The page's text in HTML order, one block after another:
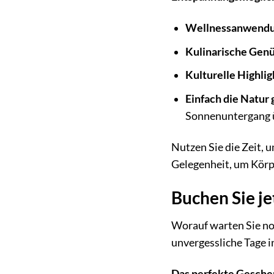
Kulinarische
Kulturelle
Einfach die Natur
Sonnenuntergang
Nutzen Sie die Zeit,
Gelegenheit, um
Buchen Sie
Worauf warten Sie
unvergessliche Tage